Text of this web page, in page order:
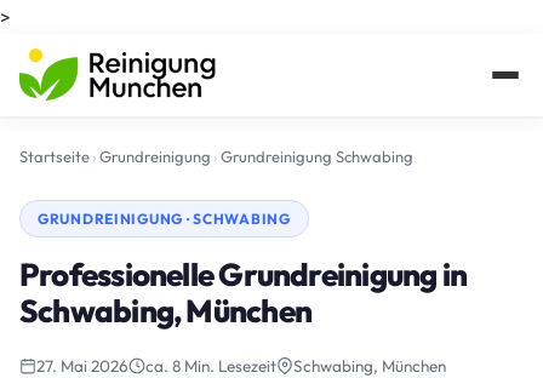
>
Startseite›Grundreinigung ›Grundreinigung Schwabing
GRUNDREINIGUNG · SCHWABING
Professionelle Grundreinigung in
Schwabing, München
27. Mai 2026 ca. 8 Min. Lesezeit
Schwabing, München